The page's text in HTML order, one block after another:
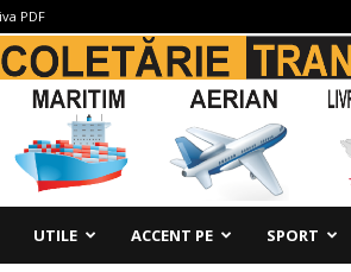
PDF
UTILE ACCENT PE SPORT